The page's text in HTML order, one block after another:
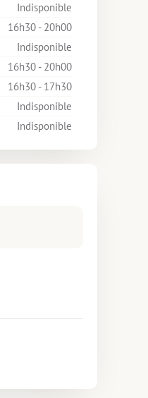
Indisponible
16h30 - 20h00
Indisponible
16h30 - 20h00
16h30 - 17h30
Indisponible
Indisponible